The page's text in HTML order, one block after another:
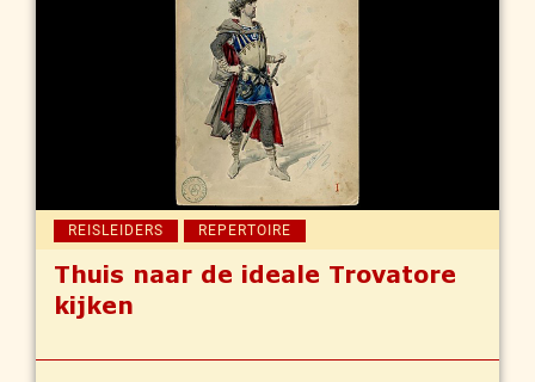
REISLEIDERS REPERTOIRE
Thuis naar de ideale Trovatore
kijken